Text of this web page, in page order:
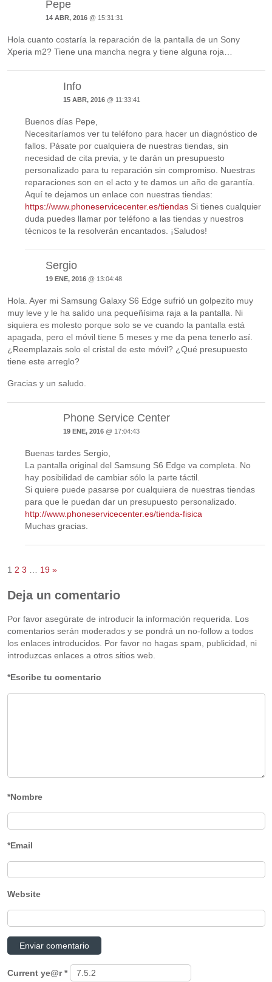
Pepe
14 ABR, 2016@ 15:31:31
Hola cuanto costaría la reparación de la pantalla de un Sony
Xperia m2? Tiene una mancha negra y tiene alguna roja…
Info
15 ABR, 2016 @ 11:33:41
Buenos días Pepe,
Necesitaríamos ver tu teléfono para hacer un diagnóstico de
fallos. Pásate por cualquiera de nuestras tiendas, sin
necesidad de cita previa, y te darán un presupuesto
personalizado para tu reparación sin compromiso. Nuestras
reparaciones son en el acto y te damos un año de garantía.
Aquí te dejamos un enlace con nuestras tiendas:
https://www.phoneservicecenter.es/tiendas Si tienes cualquier
duda puedes llamar por teléfono a las tiendas y nuestros
técnicos te la resolverán encantados. ¡Saludos!
Sergio
19 ENE, 2016@ 13:04:48
Hola. Ayer mi Samsung Galaxy S6 Edge sufrió un golpezito muy
muy leve y le ha salido una pequeñísima raja a la pantalla. Ni
siquiera es molesto porque solo se ve cuando la pantalla está
apagada, pero el móvil tiene 5 meses y me da pena tenerlo así.
¿Reemplazais solo el cristal de este móvil? ¿Qué presupuesto
tiene este arreglo?
Gracias y un saludo.
Phone Service Center
19 ENE, 2016 @ 17:04:43
Buenas tardes Sergio,
La pantalla original del Samsung S6 Edge va completa. No
hay posibilidad de cambiar sólo la parte táctil.
Si quiere puede pasarse por cualquiera de nuestras tiendas
para que le puedan dar un presupuesto personalizado.
http://www.phoneservicecenter.es/tienda-fisica
Muchas gracias.
1 2 3 19 »
Deja un comentario
Por favor asegúrate de introducir la información requerida. Los
comentarios serán moderados y se pondrá un no-follow a todos
los enlaces introducidos. Por favor no hagas spam, publicidad, ni
introduzcas enlaces a otros sitios web.
*Escribe tu comentario
*Nombre
*Email
Website
Current ye@r*